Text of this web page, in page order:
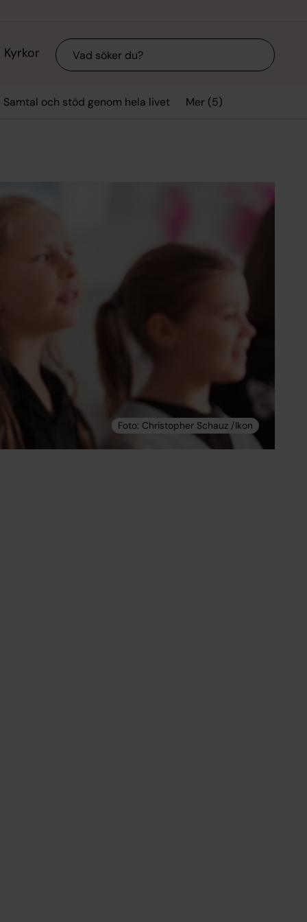
Kyrkor Sök
Samtal och stöd genom hela livet Mer (5)